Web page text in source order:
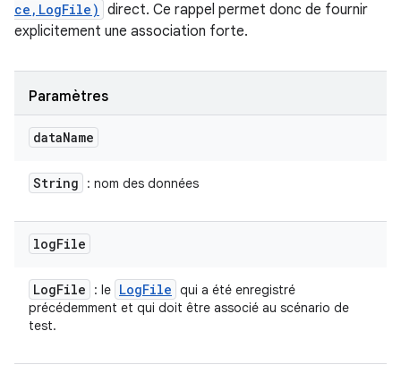
ce,LogFile) direct. Ce rappel permet donc de fournir
explicitement une association forte.
Paramètres
dataName
String : nom des données
logFile
LogFile : le LogFile qui a été enregistré
précédemment et qui doit être associé au scénario de
test.